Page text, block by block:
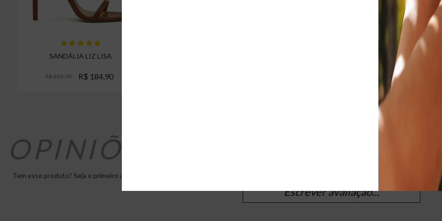
SANDÁLIA LIZ LISA
R$ 212,90 R$ 184,90
SANDÁLIA PAOLA LISA
R$ 184,90
OPINIÕES DOS
Tem esse produto? Seja o primeiro a avaliá-lo!
Escrever avaliação...